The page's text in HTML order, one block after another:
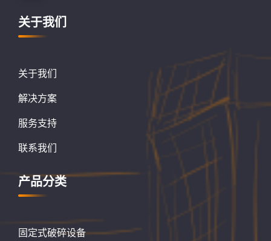
关于我们
关于我们
解决方案
服务支持
联系我们
产品分类
固定式破碎设备